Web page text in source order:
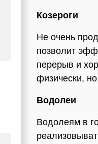
Козероги
Не очень
позволит
перерыв и
физически,
Водолеи
Водолеям в